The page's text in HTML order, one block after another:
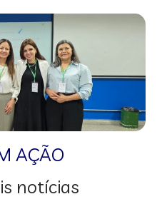
AÇÃO
notícias